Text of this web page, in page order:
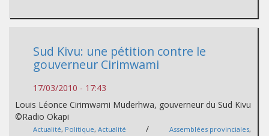
Sud Kivu: une pétition contre le
gouverneur Cirimwami
17/03/2010 - 17:43
Louis Léonce Cirimwami Muderhwa, gouverneur du Sud Kivu
©Radio Okapi
Actualité, Politique, Actualité / Assemblées provinciales,